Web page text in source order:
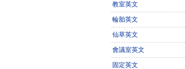
教室英文
輪胎英文
仙草英文
會議室英文
固定英文